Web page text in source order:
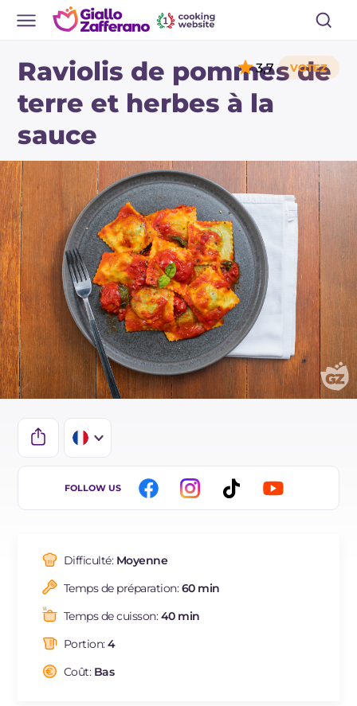
Raviolis de pommes de
terre et herbes à la
sauce
3,7
IT
ES
BR
NL
FOLLOW US
Difficulté: Moyenne
Temps de préparation:60 min
Temps de cuisson:40 min
Portion:4
Coût: Bas